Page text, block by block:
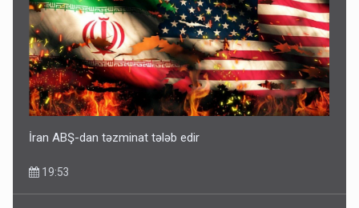
İlham Əliyev müharibədə də, sülhdə də qalib gəldi -
Hikmət Hacıyev
15:02
İran ABŞ-dan təzminat tələb edir
19:53